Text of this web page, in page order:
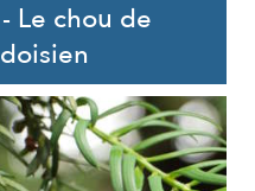
Le chou de